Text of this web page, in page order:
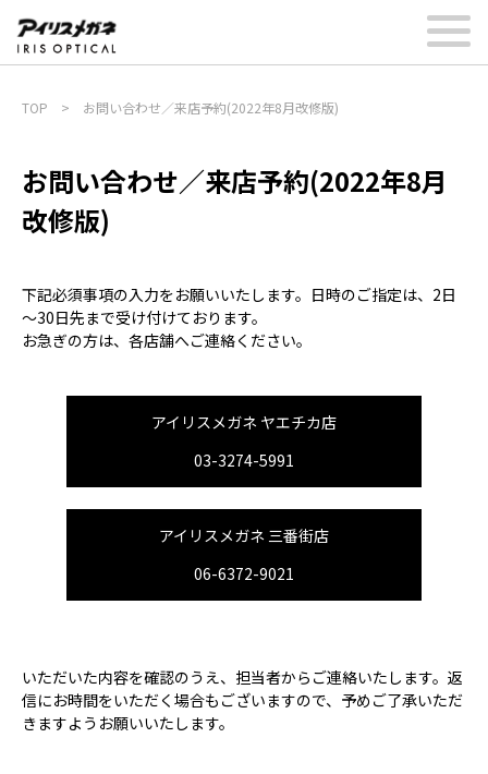
TOP > お問い合わせ／来店予約(2022年8月改修版)
お問い合わせ／来店予約(2022年8月
改修版)
下記必須事項の入力をお願いいたします。日時のご指定は、2日
～30日先まで受け付けております。
お急ぎの方は、各店舗へご連絡ください。
アイリスメガネ ヤエチカ店
03-3274-5991
アイリスメガネ 三番街店
06-6372-9021
いただいた内容を確認のうえ、担当者からご連絡いたします。返
信にお時間をいただく場合もございますので、予めご了承いただ
きますようお願いいたします。